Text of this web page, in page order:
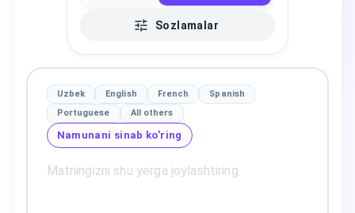
Sozlamalar
Uzbek English French
Spanish
Portuguese
All others
Namunani sinab ko'ring